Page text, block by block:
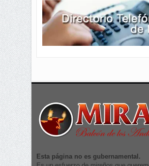
Esta página no es gubernamental.